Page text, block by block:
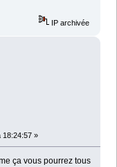
IP archivée
18:24:57 »
ça vous pourrez tous